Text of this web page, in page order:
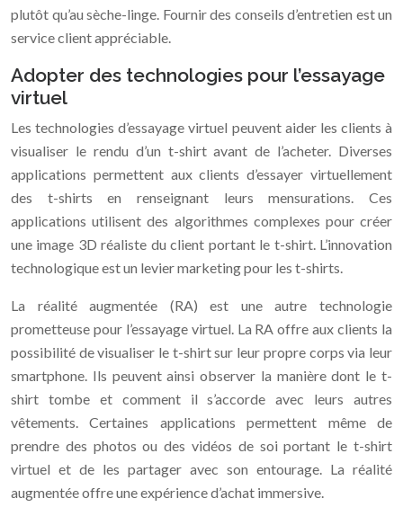
plutôt qu’au sèche-linge. Fournir des conseils d’entretien est un
service client appréciable.
Adopter des technologies pour l’essayage
virtuel
Les technologies d’essayage virtuel peuvent aider les clients à
visualiser le rendu d’un t-shirt avant de l’acheter. Diverses
applications permettent aux clients d’essayer virtuellement
des t-shirts en renseignant leurs mensurations. Ces
applications utilisent des algorithmes complexes pour créer
une image 3D réaliste du client portant le t-shirt. L’innovation
technologique est un levier marketing pour les t-shirts.
La réalité augmentée (RA) est une autre technologie
prometteuse pour l’essayage virtuel. La RA offre aux clients la
possibilité de visualiser le t-shirt sur leur propre corps via leur
smartphone. Ils peuvent ainsi observer la manière dont le t-
shirt tombe et comment il s’accorde avec leurs autres
vêtements. Certaines applications permettent même de
prendre des photos ou des vidéos de soi portant le t-shirt
virtuel et de les partager avec son entourage. La réalité
augmentée offre une expérience d’achat immersive.